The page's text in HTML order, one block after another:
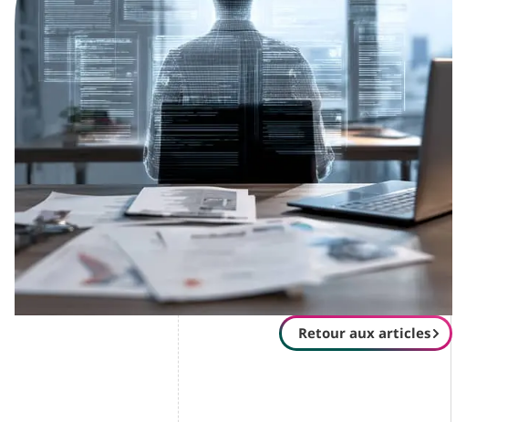
Retour aux articles